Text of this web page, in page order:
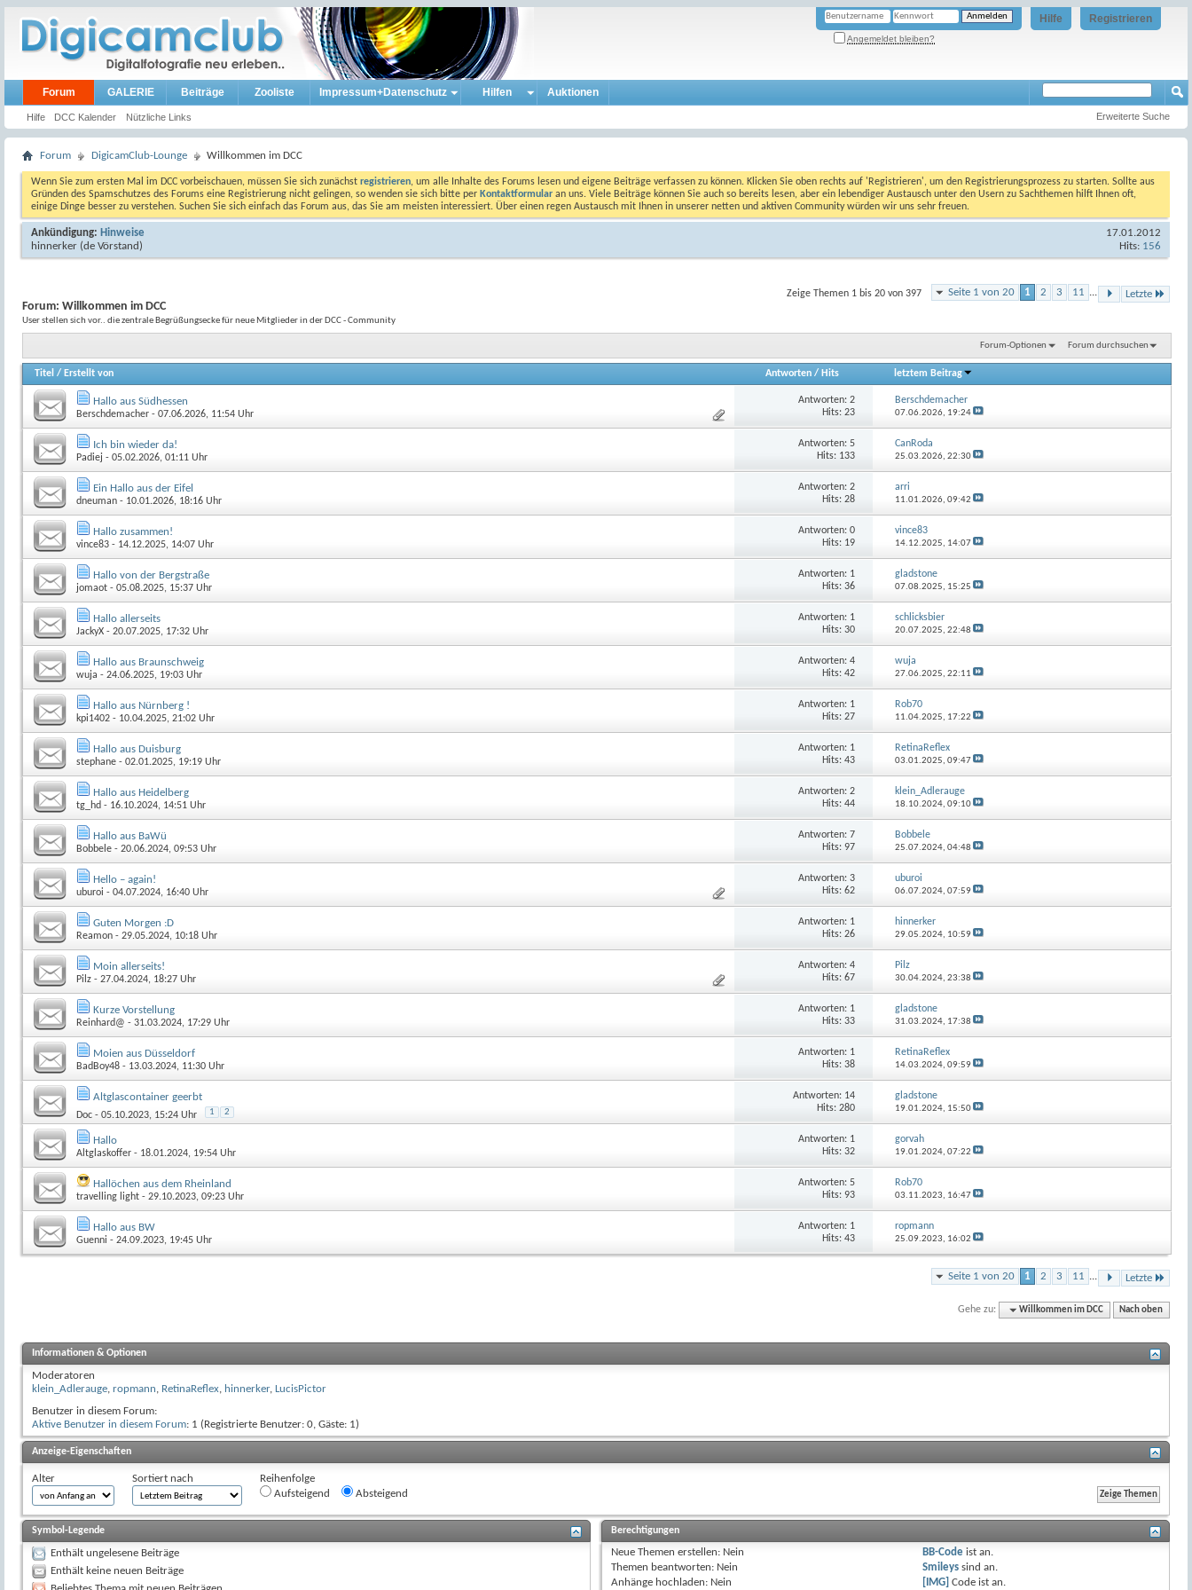
Registrieren
Hilfe
Angemeldet bleiben?
Forum
Hilfe DCC Kalender Nützliche Links
GALERIE Beiträge Zooliste Impressum+Datenschutz Hilfen Auktionen
Erweiterte Suche
Forum DigicamClub-Lounge Willkommen im DCC
Wenn Sie zum ersten Mal im DCC vorbeischauen, müssen Sie sich zunächst registrieren, um alle Inhalte des Forums lesen und eigene Beiträge verfassen zu können. Klicken Sie oben rechts auf 'Registrieren', um den Registrierungsprozess zu starten. Sollte aus
Gründen des Spamschutzes des Forums eine Registrierung nicht gelingen, so wenden sie sich bitte per Kontaktformular an uns. Viele Beiträge können Sie auch so bereits lesen, aber ein lebendiger Austausch unter den Usern zu Sachthemen hilft Ihnen oft,
einige Dinge besser zu verstehen. Suchen Sie sich einfach das Forum aus, das Sie am meisten interessiert. Über einen regen Austausch mit Ihnen in unserer netten und aktiven Community würden wir uns sehr freuen.
Ankündigung: Hinweise
hinnerker (de Vörstand)
17.01.2012
Hits: 156
Seite 1 von 20 1 2 3 11 ... Letzte
Zeige Themen 1 bis 20 von 397
Forum: Willkommen im DCC
User stellen sich vor.. die zentrale Begrüßungsecke für neue Mitglieder in der DCC - Community
Forum-Optionen Forum durchsuchen
Titel / Erstellt von Antworten / Hits letztem Beitrag
Hallo aus Südhessen
Berschdemacher - 07.06.2026, 11:54 Uhr
Antworten: 2
Hits: 23
Berschdemacher
07.06.2026, 19:24
Ich bin wieder da!
Padiej - 05.02.2026, 01:11 Uhr
Antworten: 5
Hits: 133
CanRoda
25.03.2026,22:30
Ein Hallo aus der Eifel
dneuman - 10.01.2026, 18:16 Uhr
Antworten: 2
Hits: 28
arri
11.01.2026,09:42
Hallo zusammen!
vince83 - 14.12.2025, 14:07 Uhr
Antworten: 0
Hits: 19
vince83
14.12.2025, 14:07
Hallo von der Bergstraße
jomaot - 05.08.2025, 15:37 Uhr
Antworten: 1
Hits: 36
gladstone
07.08.2025, 15:25
Hallo allerseits
JackyX - 20.07.2025, 17:32 Uhr
Antworten: 1
Hits: 30
schlicksbier
20.07.2025,22:48
Hallo aus Braunschweig
wuja - 24.06.2025, 19:03 Uhr
Antworten: 4
Hits: 42
wuja
27.06.2025,22:11
Hallo aus Nürnberg !
kpi1402 - 10.04.2025, 21:02 Uhr
Antworten: 1
Hits: 27
Rob70
11.04.2025, 17:22
Hallo aus Duisburg
stephane - 02.01.2025, 19:19 Uhr
Antworten: 1
Hits: 43
RetinaReflex
03.01.2025,09:47
Hallo aus Heidelberg
tg_hd - 16.10.2024, 14:51 Uhr
Antworten: 2
Hits: 44
klein_Adlerauge
18.10.2024,09:10
Hallo aus BaWü
Bobbele - 20.06.2024, 09:53 Uhr
Antworten: 7
Hits: 97
Bobbele
25.07.2024,04:48
Hello – again!
uburoi - 04.07.2024, 16:40 Uhr
Antworten: 3
Hits: 62
uburoi
06.07.2024,07:59
Guten Morgen :D
Reamon - 29.05.2024, 10:18 Uhr
Antworten: 1
Hits: 26
hinnerker
29.05.2024, 10:59
Moin allerseits!
Pilz - 27.04.2024, 18:27 Uhr
Antworten: 4
Hits: 67
Pilz
30.04.2024,23:38
Kurze Vorstellung
Reinhard@ - 31.03.2024, 17:29 Uhr
Antworten: 1
Hits: 33
gladstone
31.03.2024, 17:38
Moien aus Düsseldorf
BadBoy48 - 13.03.2024, 11:30 Uhr
Antworten: 1
Hits: 38
RetinaReflex
14.03.2024,09:59
Altglascontainer geerbt
Doc - 05.10.2023, 15:24 Uhr 1 2
Antworten: 14
Hits: 280
gladstone
19.01.2024, 15:50
Hallo
Altglaskoffer - 18.01.2024, 19:54 Uhr
Antworten: 1
Hits: 32
gorvah
19.01.2024,07:22
Hallöchen aus dem Rheinland
travelling light - 29.10.2023, 09:23 Uhr
Antworten: 5
Hits: 93
Rob70
03.11.2023, 16:47
Hallo aus BW
Guenni - 24.09.2023, 19:45 Uhr
Antworten: 1
Hits: 43
ropmann
25.09.2023, 16:02
Seite 1 von 20 1 2 3 11 ... Letzte
Gehe zu: Willkommen im DCC Nach oben
Informationen & Optionen
Moderatoren
klein_Adlerauge, ropmann, RetinaReflex, hinnerker, LucisPictor
Benutzer in diesem Forum:
Aktive Benutzer in diesem Forum: 1 (Registrierte Benutzer: 0, Gäste: 1)
Anzeige-Eigenschaften
Alter Sortiert nach
Reihenfolge
Aufsteigend
Absteigend
Symbol-Legende
Enthält ungelesene Beiträge
Enthält keine neuen Beiträge
Berechtigungen
Neue Themen erstellen: Nein
Themen beantworten: Nein
Anhänge hochladen: Nein
BB-Codeist an.
Smileyssind an.
[IMG] Code ist an.